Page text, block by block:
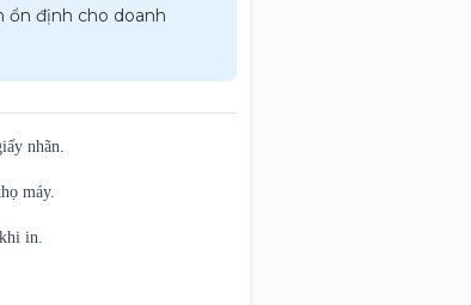
ổn định cho doanh
nhãn.
máy.
in.